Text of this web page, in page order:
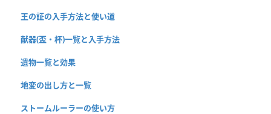
王の証の入手方法と使い道
献器(盃・杯)一覧と入手方法
遺物一覧と効果
地変の出し方と一覧
ストームルーラーの使い方